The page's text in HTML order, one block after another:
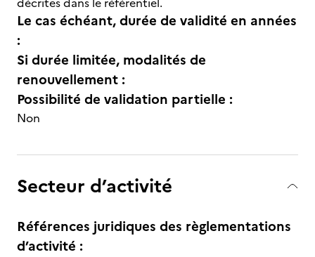
Le cas échéant, durée de validité en années
:
Si durée limitée, modalités de
renouvellement :
Possibilité de validation partielle :
Non
Secteur d’activité
Références juridiques des règlementations
d’activité :